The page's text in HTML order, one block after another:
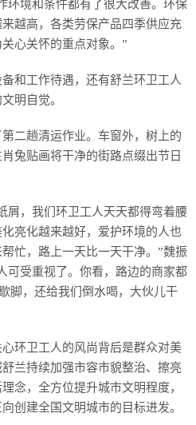
环境和条件都有了很大改善。环保
越高，各类劳保产品四季供应充
心关怀的重点对象。”
和工作待遇，还有舒兰环卫工人
明自觉。
二趟清运作业。车窗外，树上的
兔贴画将干净的街路点缀出节日
屑，我们环卫工人天天都得弯着腰
亮化越来越好，爱护环境的人也
忙，路上一天比一天干净。”魏振
可受重视了。你看，路边的商家都
脚，还给我们倒水喝，大伙儿干
环卫工人的风尚背后是群众对美
兰持续加强市容市貌整治、擦亮
念，全方位提升城市文明程度，
创建全国文明城市的目标进发。